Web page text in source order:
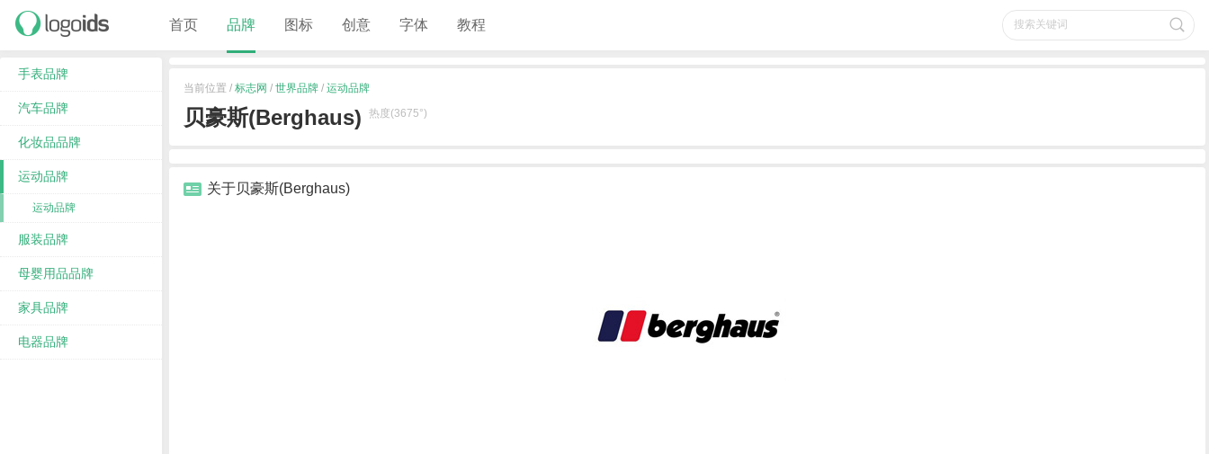
首页 品牌 图标 创意 字体 教程
当前位置 / 标志网 / 世界品牌 / 运动品牌
贝豪斯(Berghaus) 热度(3675°)
关于贝豪斯(Berghaus)
手表品牌
汽车品牌
化妆品品牌
运动品牌
运动品牌
服装品牌
母婴用品品牌
家具品牌
电器品牌